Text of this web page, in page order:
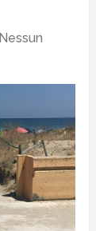
Nessun